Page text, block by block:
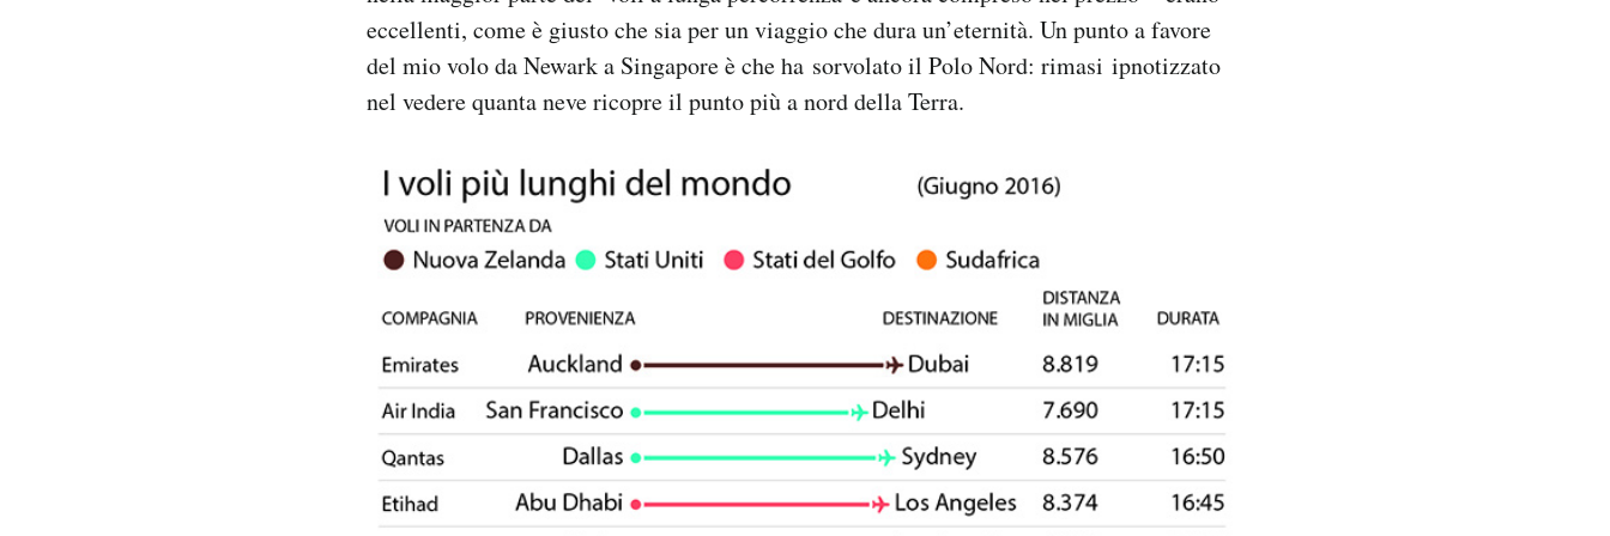
eccellenti, come è giusto che sia per un viaggio che dura un’eternità. Un punto a favore
del mio volo da Newark a Singapore è che ha sorvolato il Polo Nord: rimasi ipnotizzato
nel vedere quanta neve ricopre il punto più a nord della Terra.